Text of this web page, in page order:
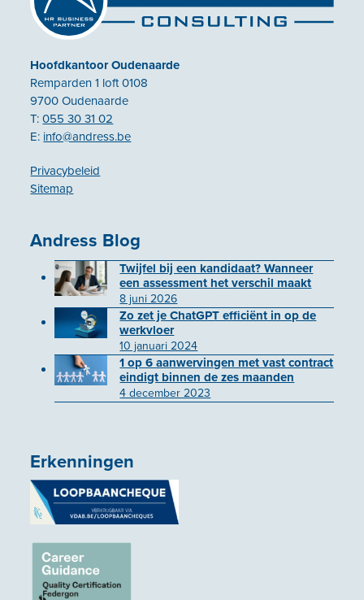
Hoofdkantoor Oudenaarde
Remparden 1 loft 0108
9700 Oudenaarde
T:055 30 31 02
E: info@andress.be
Privacybeleid
Sitemap
Andress Blog
Twijfel bij een kandidaat? Wanneer
een assessment het verschil maakt
8 juni 2026
Zo zet je ChatGPT efficiënt in op de
werkvloer
10 januari 2024
1 op 6 aanwervingen met vast contract
eindigt binnen de zes maanden
4 december 2023
Erkenningen